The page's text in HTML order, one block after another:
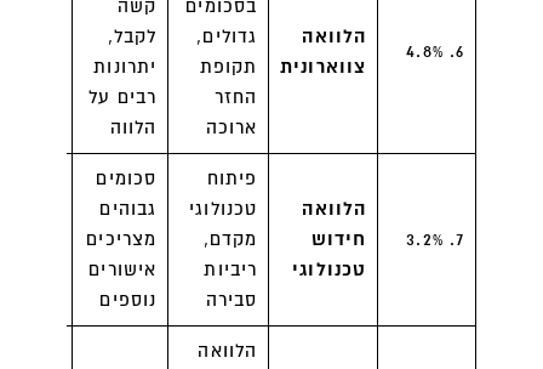
6. 4.8%
הלוואה
צווארונית
בסכומים
גדולים,
תקופת
החזר
ארוכה
קשה
לקבל,
יתרונות
רבים על
הלווה
7. 3.2%
הלוואה
חידוש
טכנולוגי
פיתוח
טכנולוגי
מקדם,
ריביות
סבירה
סכומים
גבוהים
מצריכים
אישורים
נוספים
הלוואה